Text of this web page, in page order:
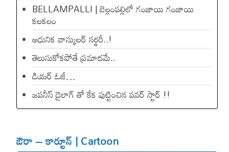
BELLAMPALLI | బెల్లంపల్లిలో గంజాయి గంజాయి
కలకలం
ఆధునిక వాస్కులర్ సర్జరీ..!
తెలుసుకోకపోతే ప్రమాదమే..
డియ‌ర్ ఓజీ…
జపనీస్ డైలాగ్ తో కేక పుట్టించిన ప‌వ‌ర్ స్టార్ !!
ఔరా – కార్టూన్ | Cartoon